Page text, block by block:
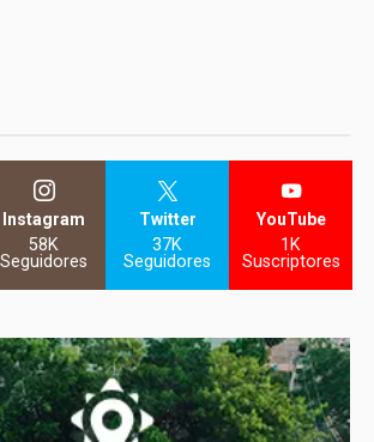
Instagram
58K
Seguidores
Twitter
37K
Seguidores
YouTube
1K
Suscriptores